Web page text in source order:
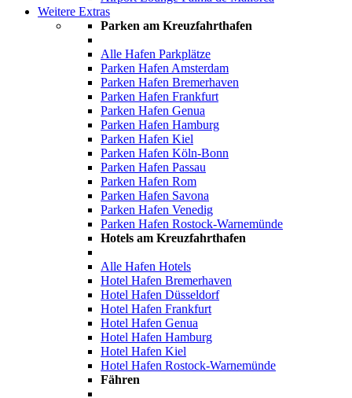
Weitere Extras
Parken am Kreuzfahrthafen
Alle Hafen Parkplätze
Parken Hafen Amsterdam
Parken Hafen Bremerhaven
Parken Hafen Frankfurt
Parken Hafen Genua
Parken Hafen Hamburg
Parken Hafen Kiel
Parken Hafen Köln-Bonn
Parken Hafen Passau
Parken Hafen Rom
Parken Hafen Savona
Parken Hafen Venedig
Parken Hafen Rostock-Warnemünde
Hotels am Kreuzfahrthafen
Alle Hafen Hotels
Hotel Hafen Bremerhaven
Hotel Hafen Düsseldorf
Hotel Hafen Frankfurt
Hotel Hafen Genua
Hotel Hafen Hamburg
Hotel Hafen Kiel
Hotel Hafen Rostock-Warnemünde
Fähren